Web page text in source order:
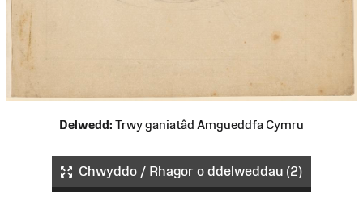
Delwedd: Trwy ganiatâd Amgueddfa Cymru
Chwyddo / Rhagor o ddelweddau (2)